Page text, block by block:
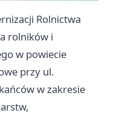
Rolnictwa
rolników i
w powiecie
przy ul.
w zakresie